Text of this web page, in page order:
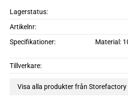
Lagerstatus
Artikelnr
Specifikationer
Material:
Tillverkare
Visa alla produkter från Storefactory